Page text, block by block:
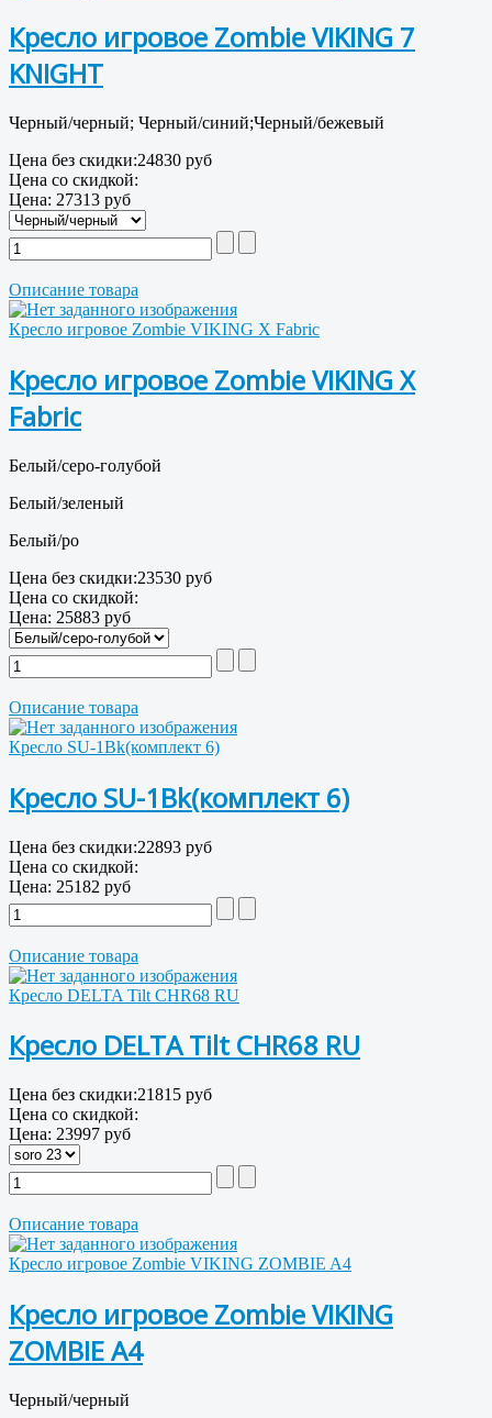
Кресло игровое Zombie VIKING 7
KNIGHT
Черный/черный; Черный/синий;Черный/бежевый
Цена без скидки:24830 руб
Цена со скидкой:
Цена: 27313 руб
Описание товара
Кресло игровое Zombie VIKING X Fabric
Кресло игровое Zombie VIKING X
Fabric
Белый/серо-голубой
Белый/зеленый
Белый/ро
Цена без скидки:23530 руб
Цена со скидкой:
Цена: 25883 руб
Описание товара
Кресло SU-1Bk(комплект 6)
Кресло SU-1Bk(комплект 6)
Цена без скидки:22893 руб
Цена со скидкой:
Цена: 25182 руб
Описание товара
Кресло DELTA Tilt CHR68 RU
Кресло DELTA Tilt CHR68 RU
Цена без скидки:21815 руб
Цена со скидкой:
Цена: 23997 руб
Описание товара
Кресло игровое Zombie VIKING ZOMBIE A4
Кресло игровое Zombie VIKING
ZOMBIE A4
Черный/черный